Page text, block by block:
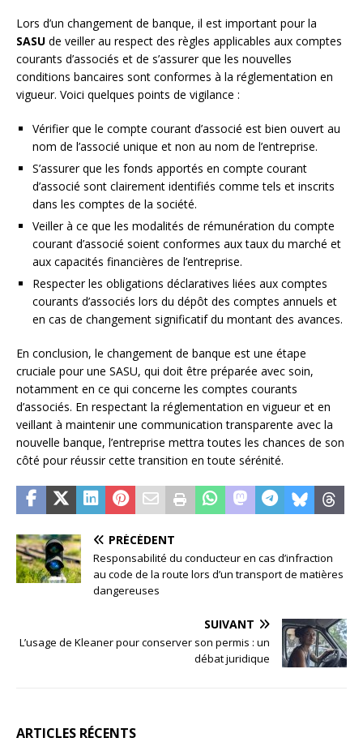
Lors d’un changement de banque, il est important pour la
SASU de veiller au respect des règles applicables aux comptes
courants d’associés et de s’assurer que les nouvelles
conditions bancaires sont conformes à la réglementation en
vigueur. Voici quelques points de vigilance :
Vérifier que le compte courant d’associé est bien ouvert au
nom de l’associé unique et non au nom de l’entreprise.
S’assurer que les fonds apportés en compte courant
d’associé sont clairement identifiés comme tels et inscrits
dans les comptes de la société.
Veiller à ce que les modalités de rémunération du compte
courant d’associé soient conformes aux taux du marché et
aux capacités financières de l’entreprise.
Respecter les obligations déclaratives liées aux comptes
courants d’associés lors du dépôt des comptes annuels et
en cas de changement significatif du montant des avances.
En conclusion, le changement de banque est une étape
cruciale pour une SASU, qui doit être préparée avec soin,
notamment en ce qui concerne les comptes courants
d’associés. En respectant la réglementation en vigueur et en
veillant à maintenir une communication transparente avec la
nouvelle banque, l’entreprise mettra toutes les chances de son
côté pour réussir cette transition en toute sérénité.
PRÉCÉDENT
Responsabilité du conducteur en cas d’infraction
au code de la route lors d’un transport de matières
dangereuses
SUIVANT
L’usage de Kleaner pour conserver son permis : un
débat juridique
ARTICLES RÉCENTS